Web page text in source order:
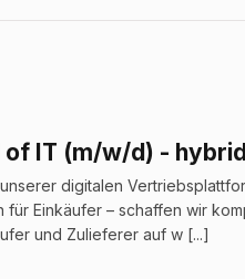
of IT (m/w/d) -
digitalen
für Einkäufer – schaffen wir
und Zulieferer auf w [...]